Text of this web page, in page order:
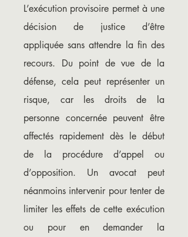
L’exécution provisoire permet à une
décision de justice d’être
appliquée sans attendre la fin des
recours. Du point de vue de la
défense, cela peut représenter un
risque, car les droits de la
personne concernée peuvent être
affectés rapidement dès le début
de la procédure d’appel ou
d’opposition. Un avocat peut
néanmoins intervenir pour tenter de
limiter les effets de cette exécution
ou pour en demander la